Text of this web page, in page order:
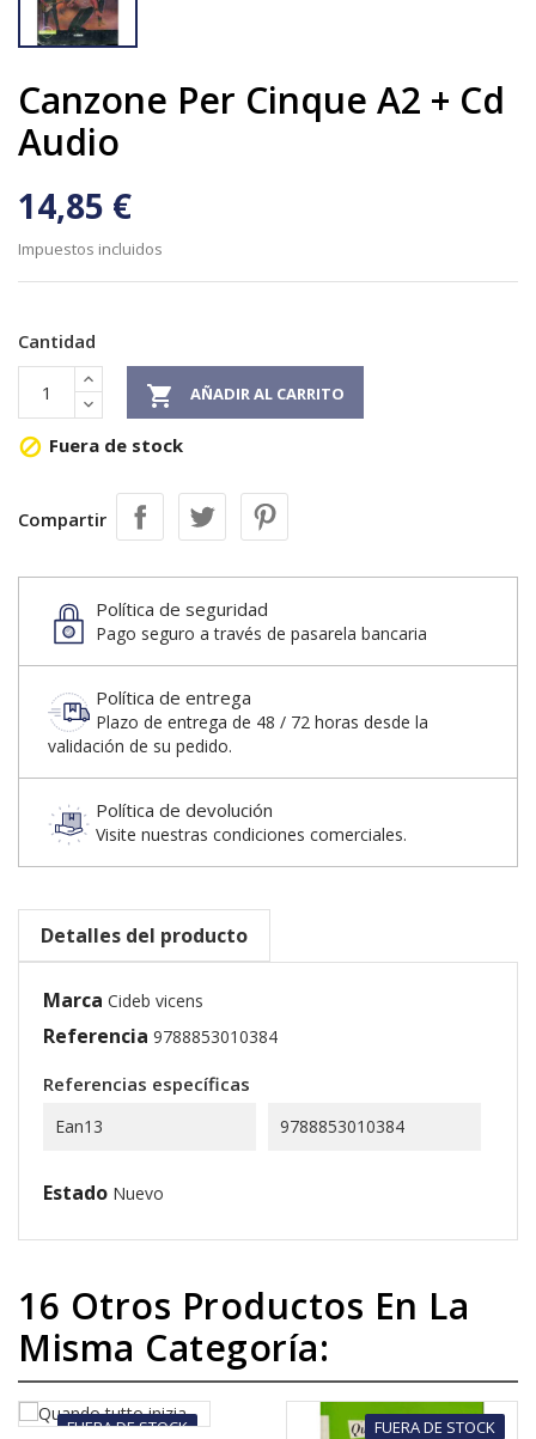
Canzone Per Cinque A2 + Cd
Audio
14,85 €
Impuestos incluidos
Cantidad
 AÑADIR AL CARRITO
 Fuera de stock
Compartir
Política de seguridad
Pago seguro a través de pasarela bancaria
Política de entrega
Plazo de entrega de 48 / 72 horas desde la
validación de su pedido.
Política de devolución
Visite nuestras condiciones comerciales.
Detalles del producto
Marca Cideb vicens
Referencia 9788853010384
Referencias específicas
Ean13 9788853010384
Estado Nuevo
16 Otros Productos En La
Misma Categoría:
FUERA DE STOCK FUERA DE STOCK